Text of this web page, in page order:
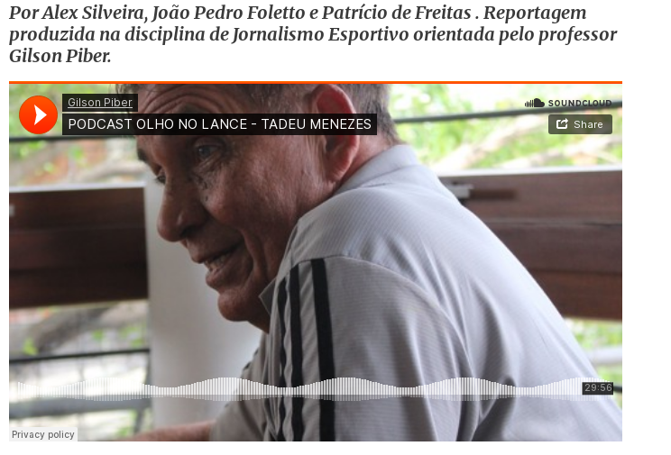
Por Alex Silveira, João Pedro Foletto e Patrício de Freitas . Reportagem
produzida na disciplina de Jornalismo Esportivo orientada pelo professor
Gilson Piber.